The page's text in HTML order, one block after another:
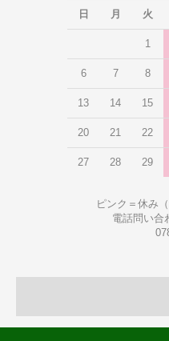
日
月 火
1
6 7 8
13 14 15
20 21 22
27 28 29
ピンク＝休み
電話問い合